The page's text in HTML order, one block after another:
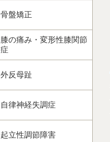
骨盤矯正
膝の痛み・変形性膝関節
症
外反母趾
自律神経失調症
起立性調節障害